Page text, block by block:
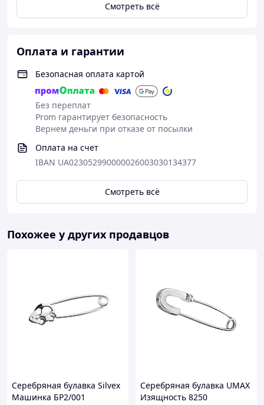
Смотреть всё
Оплата и гарантии
Безопасная оплата картой
Без переплат
Prom гарантирует безопасность
Вернем деньги при отказе от посылки
Оплата на счет
IBAN UA023052990000026003030134377
Смотреть всё
Похожее у других продавцов
Серебряная булавка Silvex
Машинка БР2/001
Серебряная булавка UMAX
Изящность 8250